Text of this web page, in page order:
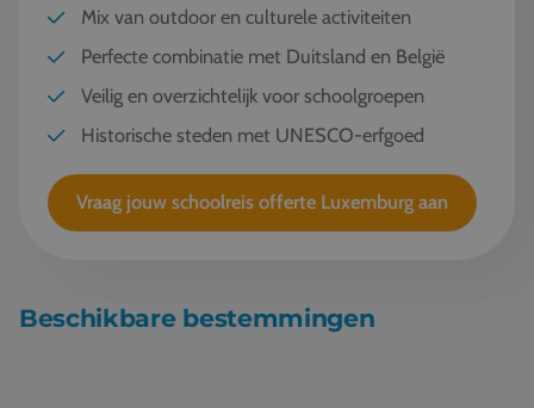
Mix van outdoor en culturele activiteiten
Perfecte combinatie met Duitsland en België
Veilig en overzichtelijk voor schoolgroepen
Historische steden met UNESCO-erfgoed
Vraag jouw schoolreis offerte Luxemburg aan
Beschikbare bestemmingen